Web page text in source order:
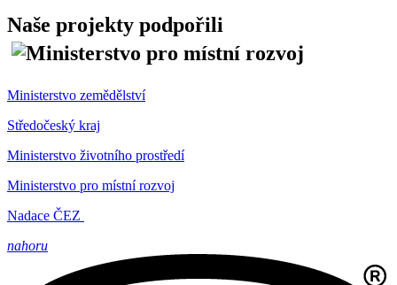
Naše projekty podpořili
Ministerstvo zemědělství
Středočeský kraj
Ministerstvo životního prostředí
Ministerstvo pro místní rozvoj
Nadace ČEZ
nahoru